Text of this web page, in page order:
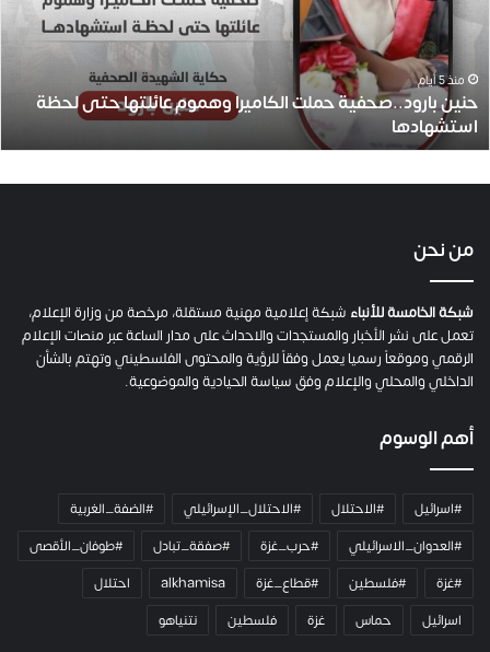
وهموم
عائلتها
حتى
لحظة
استشهادها
منذ 5 أيام
حنين بارود..صحفية حملت الكاميرا وهموم عائلتها حتى لحظة
استشهادها
من نحن
شبكة الخامسة للأنباء شبكة إعلامية مهنية مستقلة، مرخصة من وزارة الإعلام،
تعمل على نشر الأخبار والمستجدات والاحداث على مدار الساعة عبر منصات الإعلام
الرقمي وموقعاً رسميا يعمل وفقاً للرؤية والمحتوى الفلسطيني وتهتم بالشأن
الداخلي والمحلي والإعلام وفق سياسة الحيادية والموضوعية.
أهم الوسوم
#اسرائيل #الاحتلال #الاحتلال_الإسرائيلي
#الضفة_الغربية
#العدوان_الاسرائيلي
#حرب_غزة #صفقة_تبادل
#طوفان_الأقصى
#غزة
#فلسطين #قطاع_غزة alkhamisa
احتلال
اسرائيل
حماس غزة فلسطين نتنياهو